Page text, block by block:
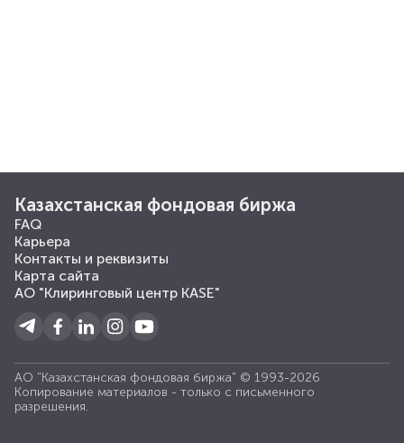
Казахстанская фондовая биржа
FAQ
Карьера
Контакты и реквизиты
Карта сайта
АО "Клиринговый центр KASE"
АО "Казахстанская фондовая биржа" © 1993-2026
Копирование материалов - только с письменного
разрешения.